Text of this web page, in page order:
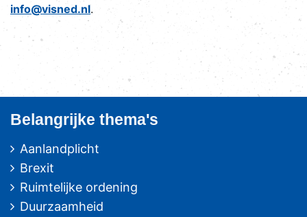
info@visned.nl.
Belangrijke thema's
Aanlandplicht
Brexit
Ruimtelijke ordening
Duurzaamheid